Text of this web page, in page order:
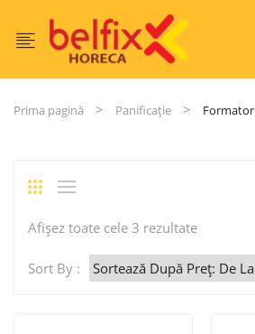
Prima pagină Panificație Formator
Afișez toate cele 3 rezultateSortat
după
preț:
Sort By :